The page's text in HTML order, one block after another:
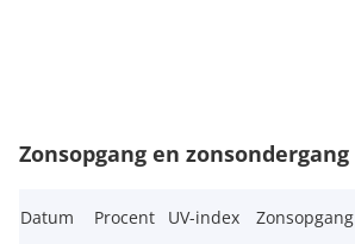
Zonsopgang en zonsondergang
Datum Procent UV-index Zonsopgang